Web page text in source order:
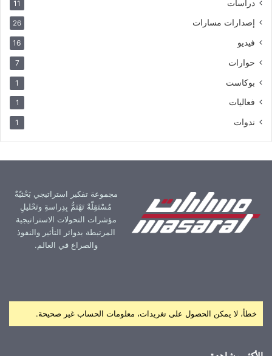
دراسات 11
إصدارات مسارات 26
فيديو 16
حوارات 7
بوكاست 1
فعاليات 1
ندوات 1
مجموعة تفكير استراتيجي بَحْثيّةٌ
مُسْتَقِلّةٌ تَهْتَمُّ بِدِراسةِ وتَحْليلِ
مؤشرات التحولات الاستراتيجية
المرتبطة بدوائر التأثير والنفوذ
والصراع في العالم.
خطأ، لا يمكن الحصول على تغريدات، معلومات الحساب غير صحيحة.